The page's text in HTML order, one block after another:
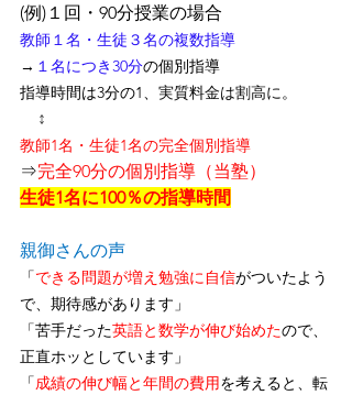
(例)１回・90分授業の場合
教師１名・生徒３名の複数指導
→ １名につき30分の個別指導
指導時間は3分の1、 実質料金は割高に。
↕
教師1名・生徒1名の完全個別指導
⇒完全90分の個別指導（当塾）
生徒1名に100％の指導時間
親御さんの声
「できる問題が増え勉強に自信がついたよう
で、期待感があります」
「苦手だった英語と数学が伸び始めたので、
正直ホッとしています」
「成績の伸び幅と年間の費用を考えると、転